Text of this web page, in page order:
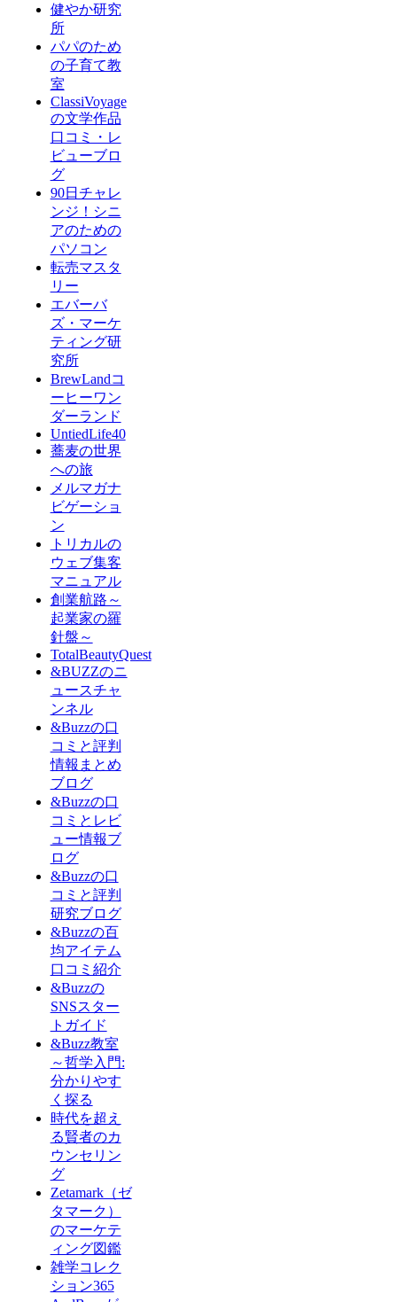
健やか研究
所
パパのため
の子育て教
室
ClassiVoyage
の文学作品
口コミ・レ
ビューブロ
グ
90日チャレ
ンジ！シニ
アのための
パソコン
転売マスタ
リー
エバーバ
ズ・マーケ
ティング研
究所
BrewLandコ
ーヒーワン
ダーランド
UntiedLife40
蕎麦の世界
への旅
メルマガナ
ビゲーショ
ン
トリカルの
ウェブ集客
マニュアル
創業航路～
起業家の羅
針盤～
TotalBeautyQuest
&BUZZのニ
ュースチャ
ンネル
&Buzzの口
コミと評判
情報まとめ
ブログ
&Buzzの口
コミとレビ
ュー情報ブ
ログ
&Buzzの口
コミと評判
研究ブログ
&Buzzの百
均アイテム
口コミ紹介
&Buzzの
SNSスター
トガイド
&Buzz教室
～哲学入門:
分かりやす
く探る
時代を超え
る賢者のカ
ウンセリン
グ
Zetamark（ゼ
タマーク）
のマーケテ
ィング図鑑
雑学コレク
ション365